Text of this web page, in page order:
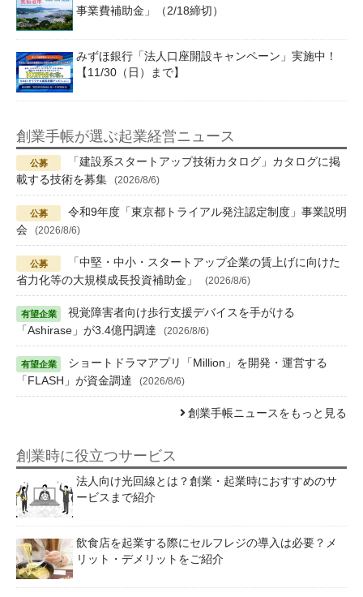
事業費補助金」（2/18締切）
みずほ銀行「法人口座開設キャンペーン」実施中！
【11/30（日）まで】
創業手帳が選ぶ起業経営ニュース
「建設系スタートアップ技術カタログ」カタログに掲
載する技術を募集
(2026/8/6)
令和9年度「東京都トライアル発注認定制度」事業説明
会
(2026/8/6)
「中堅・中小・スタートアップ企業の賃上げに向けた
省力化等の大規模成長投資補助金」
(2026/8/6)
視覚障害者向け歩行支援デバイスを手がける
「Ashirase」が3.4億円調達
(2026/8/6)
ショートドラマアプリ「Million」を開発・運営する
「FLASH」が資金調達
(2026/8/6)
創業手帳ニュースをもっと見る
創業時に役立つサービス
法人向け光回線とは？創業・起業時におすすめのサ
ービスまで紹介
飲食店を起業する際にセルフレジの導入は必要？メ
リット・デメリットをご紹介